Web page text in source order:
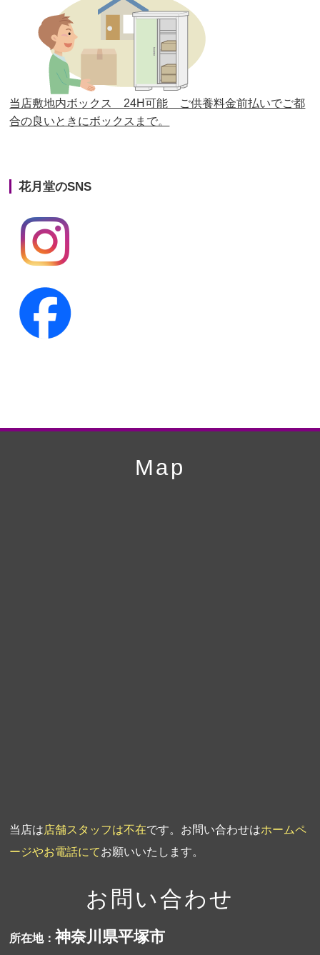
第26回人形供養祭平成28年12月15日(木)
第25回人形供養祭 平成28年6月16日(木)
第24回人形供養祭 平成27年11月27日
第23回人形供養祭平成26年12月5日
第22回人形供養祭平成26年4月28日
第20回人形供養祭
第19回人形供養祭
第18回人形供養祭
第16回人形供養祭
第15回人形供養祭
第12回人形供養祭平成22年3月9日
平成21年12月4日
当店敷地内ボックス 24H可能 ご供養料金前払いでご都
合の良いときにボックスまで。
花月堂のSNS
Map
当店は店舗スタッフは不在です。お問い合わせはホームペ
ージやお電話にてお願いいたします。
お問い合わせ
所在地：神奈川県平塚市